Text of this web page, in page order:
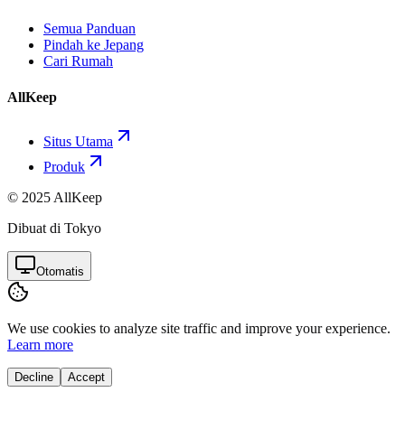
Semua Panduan
Pindah ke Jepang
Cari Rumah
AllKeep
Situs Utama
Produk
© 2025 AllKeep
Dibuat di Tokyo
Otomatis
We use cookies to analyze site traffic and improve your experience.
Learn more
Decline Accept